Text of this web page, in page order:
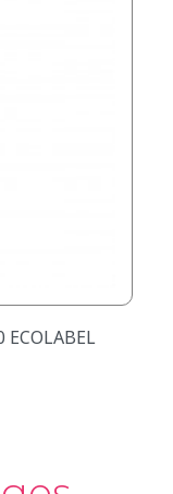
ECOLABEL